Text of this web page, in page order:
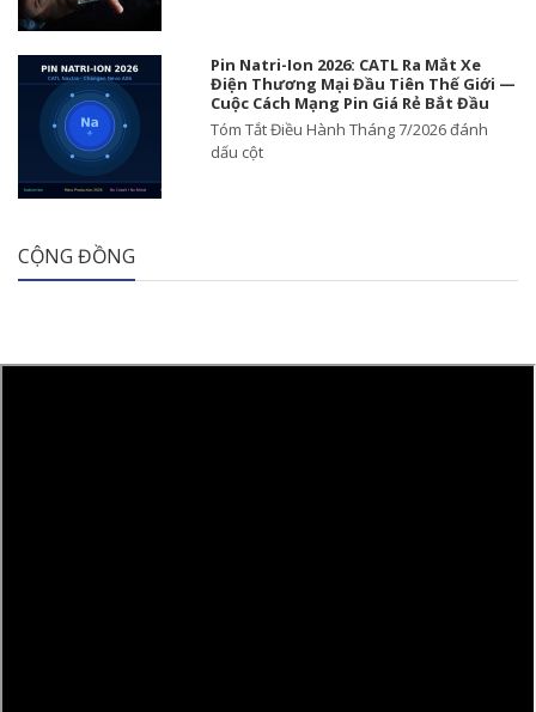
Pin Natri-Ion 2026: CATL Ra Mắt Xe
Điện Thương Mại Đầu Tiên Thế Giới —
Cuộc Cách Mạng Pin Giá Rẻ Bắt Đầu
Tóm Tắt Điều Hành Tháng 7/2026 đánh
dấu cột
CỘNG ĐỒNG